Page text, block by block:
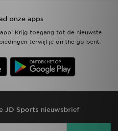
onze apps
Krijg toegang tot de nieuwste
terwijl je on the go bent.
JD Sports nieuwsbrief